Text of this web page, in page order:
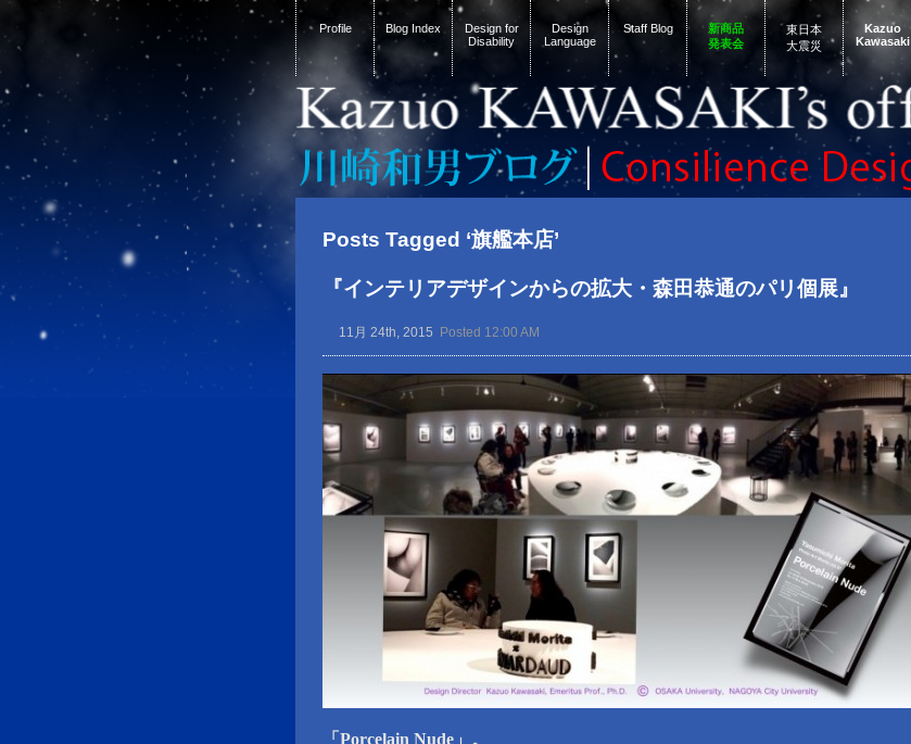
Profile Blog Index
Design for
Disability
Design
Language
Staff Blog
新商品
発表会
東日本
大震災
Kazuo
Kawasaki
Posts Tagged ‘旗艦本店’
『インテリアデザインからの拡大・森田恭通のパリ個展』
11月 24th, 2015 Posted 12:00 AM
「Porcelain Nude」。